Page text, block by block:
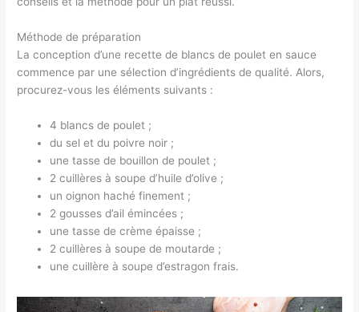
Méthode de préparation
La conception d’une recette de blancs de poulet en sauce
commence par une sélection d’ingrédients de qualité. Alors,
procurez-vous les éléments suivants :
4 blancs de poulet ;
du sel et du poivre noir ;
une tasse de bouillon de poulet ;
2 cuillères à soupe d’huile d’olive ;
un oignon haché finement ;
2 gousses d’ail émincées ;
une tasse de crème épaisse ;
2 cuillères à soupe de moutarde ;
une cuillère à soupe d’estragon frais.